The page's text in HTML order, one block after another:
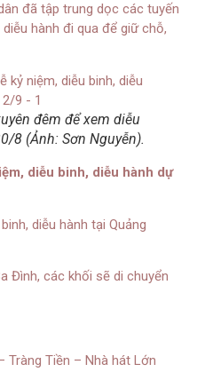
đã tập trung dọc các tuyến
hành đi qua để giữ chỗ,
đêm để xem diễu
8 (Ảnh: Sơn Nguyễn).
diễu binh, diễu hành dự
diễu hành tại Quảng
Đình, các khối sẽ di chuyển
Tràng Tiền – Nhà hát Lớn